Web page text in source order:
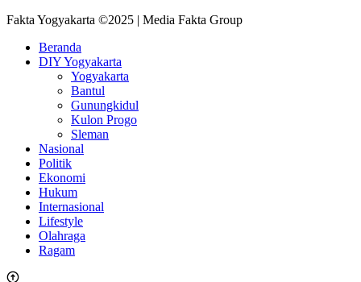
Fakta Yogyakarta ©2025 | Media Fakta Group
Beranda
DIY Yogyakarta
Yogyakarta
Bantul
Gunungkidul
Kulon Progo
Sleman
Nasional
Politik
Ekonomi
Hukum
Internasional
Lifestyle
Olahraga
Ragam